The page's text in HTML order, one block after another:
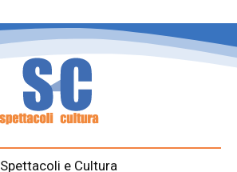
Spettacoli e Cultura